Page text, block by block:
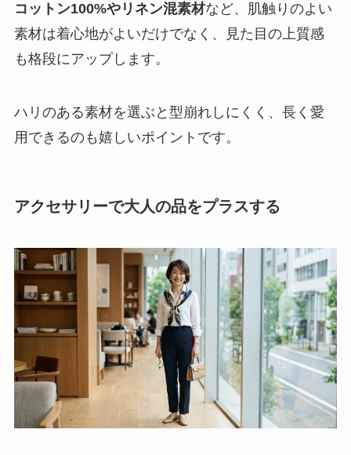
コットン100%やリネン混素材など、肌触りのよい
素材は着心地がよいだけでなく、見た目の上質感
も格段にアップします。
ハリのある素材を選ぶと型崩れしにくく、長く愛
用できるのも嬉しいポイントです。
アクセサリーで大人の品をプラスする